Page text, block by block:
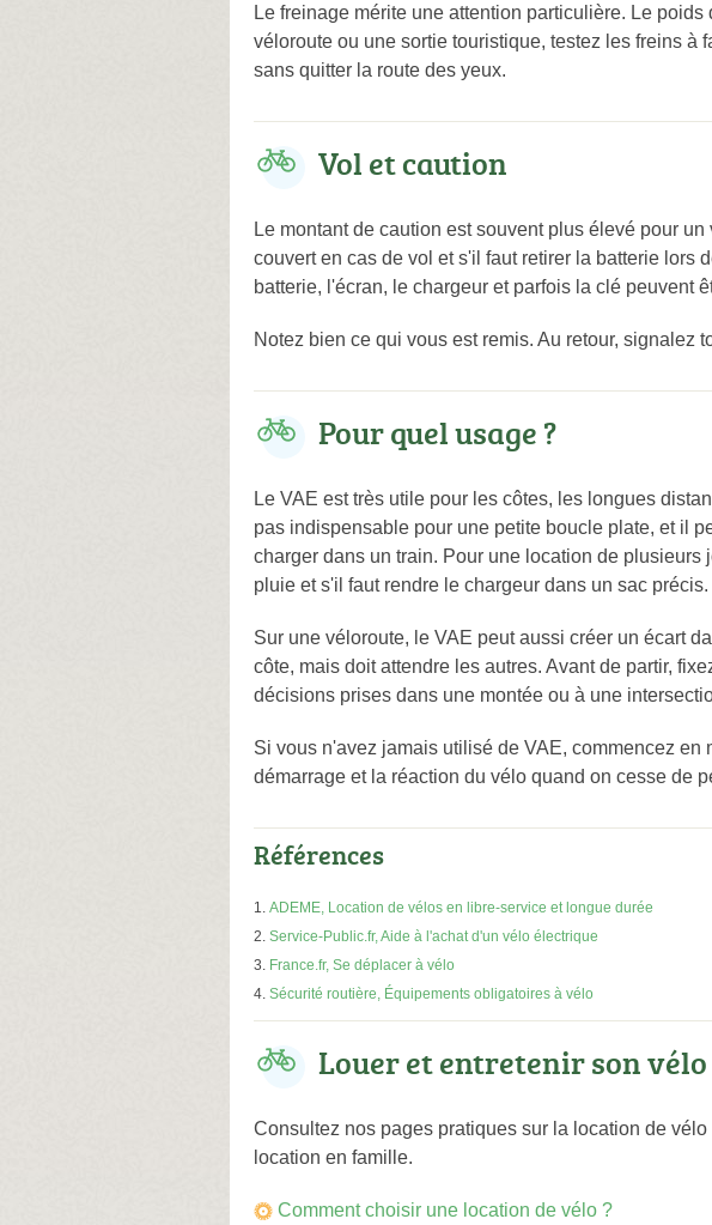
Le freinage mérite une attention particulière. Le
véloroute ou une sortie touristique, testez les freins
sans quitter la route des yeux.
Vol et caution
Le montant de caution est souvent plus élevé pour
couvert en cas de vol et s'il faut retirer la batterie lors
batterie, l'écran, le chargeur et parfois la clé peuvent
Notez bien ce qui vous est remis. Au retour, signalez
Pour quel usage ?
Le VAE est très utile pour les côtes, les longues
pas indispensable pour une petite boucle plate, et il
charger dans un train. Pour une location de
pluie et s'il faut rendre le chargeur dans un sac précis.
Sur une véloroute, le VAE peut aussi créer un écart
côte, mais doit attendre les autres. Avant de partir,
décisions prises dans une montée ou à une
Si vous n'avez jamais utilisé de VAE, commencez
démarrage et la réaction du vélo quand on cesse de
Références
ADEME, Location de vélos en libre-service et longue durée
Service-Public.fr, Aide à l'achat d'un vélo électrique
France.fr, Se déplacer à vélo
Sécurité routière, Équipements obligatoires à vélo
Louer et entretenir son vélo
Consultez nos pages pratiques sur la location de
location en famille.
Comment choisir une location de vélo ?